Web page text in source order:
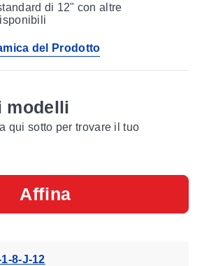
di 12" con altre
del Prodotto
modelli
qui sotto per trovare il tuo
Affina
8-J-12